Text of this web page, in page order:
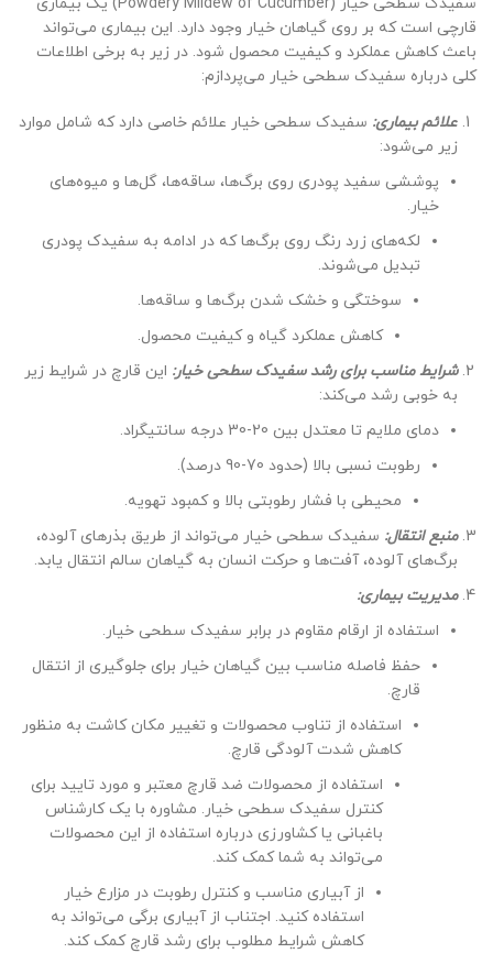
قارچی است که بر روی گیاهان خیار وجود دارد. این بیماری می‌تواند
باعث کاهش عملکرد و کیفیت محصول شود. در زیر به برخی اطلاعات
کلی درباره سفیدک سطحی خیار می‌پردازم:
علائم بیماری: سفیدک سطحی خیار علائم خاصی دارد که شامل موارد
زیر می‌شود:
پوششی سفید پودری روی برگ‌ها، ساقه‌ها، گل‌ها و میوه‌های
خیار.
لکه‌های زرد رنگ روی برگ‌ها که در ادامه به سفیدک پودری
تبدیل می‌شوند.
سوختگی و خشک شدن برگ‌ها و ساقه‌ها.
کاهش عملکرد گیاه و کیفیت محصول.
شرایط مناسب برای رشد سفیدک سطحی خیار: این قارچ در شرایط زیر
به خوبی رشد می‌کند:
دمای ملایم تا معتدل بین 20-30 درجه سانتیگراد.
رطوبت نسبی بالا (حدود 70-90 درصد).
محیطی با فشار رطوبتی بالا و کمبود تهویه.
منبع انتقال: سفیدک سطحی خیار می‌تواند از طریق بذرهای آلوده،
برگ‌های آلوده، آفت‌ها و حرکت انسان به گیاهان سالم انتقال یابد.
مدیریت بیماری:
استفاده از ارقام مقاوم در برابر سفیدک سطحی خیار.
حفظ فاصله مناسب بین گیاهان خیار برای جلوگیری از انتقال
قارچ.
استفاده از تناوب محصولات و تغییر مکان کاشت به منظور
کاهش شدت آلودگی قارچ.
استفاده از محصولات ضد قارچ معتبر و مورد تایید برای
کنترل سفیدک سطحی خیار. مشاوره با یک کارشناس
باغبانی یا کشاورزی درباره استفاده از این محصولات
می‌تواند به شما کمک کند.
از آبیاری مناسب و کنترل رطوبت در مزارع خیار
استفاده کنید. اجتناب از آبیاری برگی می‌تواند به
کاهش شرایط مطلوب برای رشد قارچ کمک کند.